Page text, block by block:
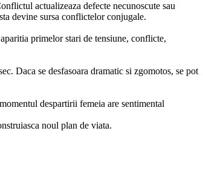
actualizeaza defecte necunoscute sau
devine sursa conflictelor conjugale.
primelor stari de tensiune, conflicte,
Daca se desfasoara dramatic si zgomotos, se pot
despartirii femeia are sentimental
noul plan de viata.